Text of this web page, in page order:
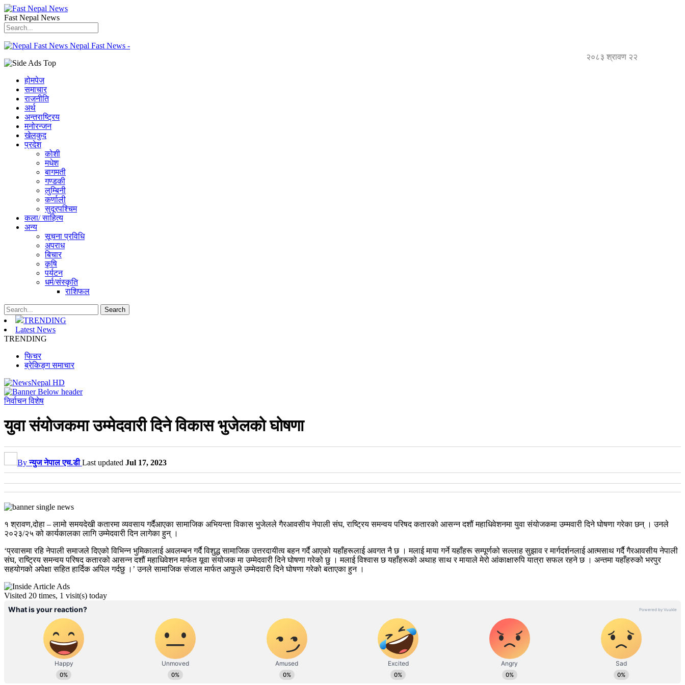
Fast Nepal News
Nepal Fast News -
२०८३ श्रावण २२
होमपेज
समाचार
राजनीति
अर्थ
अन्तराष्ट्रिय
मनोरन्जन
खेलकुद
प्रदेश
कोशी
मधेश
बागमती
गण्डकी
लुम्बिनी
कर्णाली
सुदूरपश्चिम
कला/ साहित्य
अन्य
सूचना प्रविधि
अपराध
बिचार
कृषि
पर्यटन
धर्म/संस्कृति
राशिफल
TRENDING
Latest News
TRENDING
फिचर
ब्रेकिङ्ग समाचार
निर्वाचन विशेष
युवा संयोजकमा उम्मेदवारी दिने विकास भुजेलको घोषणा
Byन्युज नेपाल एच.डी Last updated Jul 17, 2023
१ श्रावण,दोहा – लामो समयदेखी कतारमा व्यवसाय गर्दैआएका सामाजिक अभियन्ता विकास भुजेलले गैरआवसीय नेपाली संघ, राष्ट्रिय समन्वय परिषद कतारको आसन्न दशौं महाधिवेशनमा युवा संयोजकमा उम्मवारी दिने घोषणा गरेका छन् । उनले
२०२३/२५ को कार्यकालका लागि उम्मेदवारी दिन लागेका हुन् ।
‘प्रवासमा रहि नेपाली समाजले दिएको विभिन्न भुमिकालाई अवलम्बन गर्दै विशुद्ध सामाजिक उत्तरदायीत्व बहन गर्दै आएको यहाँहरूलाई अवगत नै छ । मलाई माया गर्ने यहाँहरू सम्पूर्णको सल्लाह सुझाव र मार्गदर्शनलाई आत्मसाथ गर्दै गैरआवसीय नेपाली
संघ, राष्ट्रिय समन्वय परिषद कतारको आसन्न दशौं महाधिवेशन मार्फत यूवा संयोजक मा उम्मेदवारी दिने घोषणा गरेको छु । मलाई विश्वास छ यहाँहरूको अथाह साथ र मायाले मेरो आंकाक्षारुपि यात्रा सफल रहने छ । अन्तमा यहाँहरुको भरपुर
सहयोगको अपेक्षा सहित हार्दिक अपिल गर्दछु ।’ उनले सामाजिक संजाल मार्फत आफुले उम्मेदवारी दिने घोषणा गरेको बताएका हुन ।
Visited 20 times, 1 visit(s) today